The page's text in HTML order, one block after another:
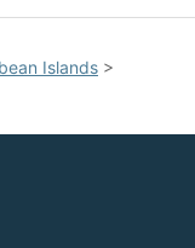
Islands >